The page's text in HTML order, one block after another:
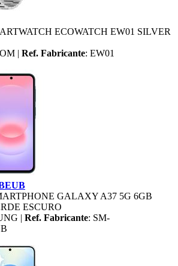
ECOWATCH EW01 SILVER
| Ref. Fabricante: EW01
GALAXY A37 5G 6GB
ESCURO
| Ref. Fabricante: SM-